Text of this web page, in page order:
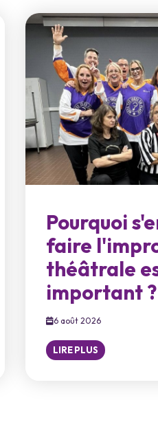
Pourquoi
faire
théâtrale
important ?
6 août 2026
LIRE PLUS